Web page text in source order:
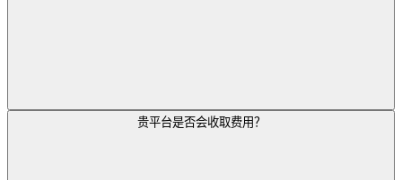
贵平台是否会收取费用？